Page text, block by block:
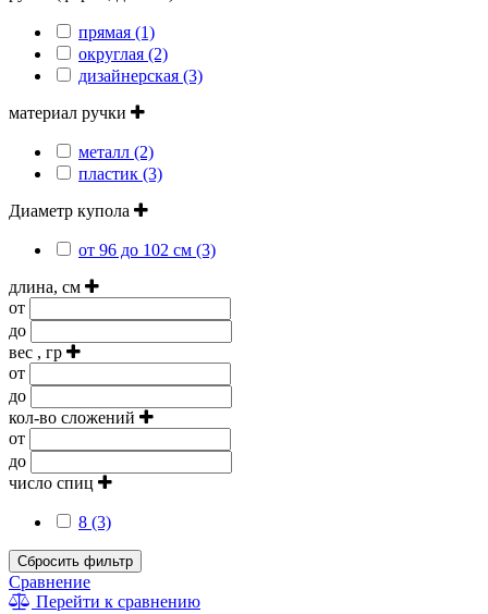
прямая (1)
округлая (2)
дизайнерская (3)
материал ручки
металл (2)
пластик (3)
Диаметр купола
от 96 до 102 см (3)
длина, см
от
до
вес , гр
от
до
кол-во сложений
от
до
число спиц
8 (3)
Сбросить фильтр
Сравнение
Перейти к сравнению